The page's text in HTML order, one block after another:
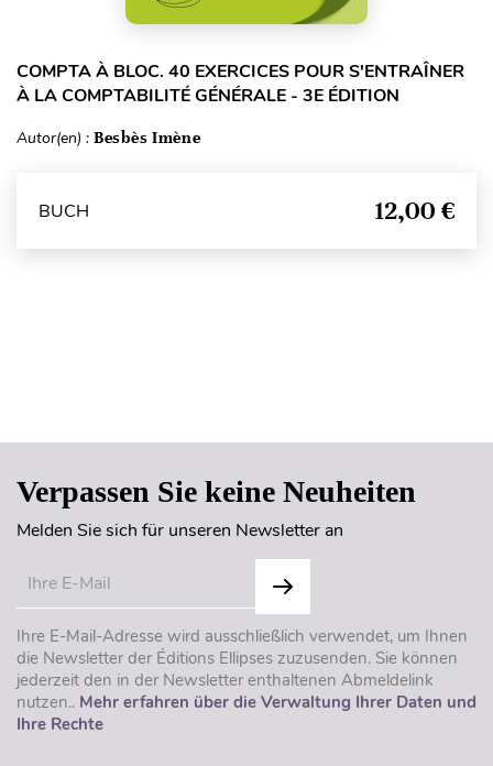
COMPTA À BLOC. 40 EXERCICES POUR S'ENTRAÎNER
À LA COMPTABILITÉ GÉNÉRALE - 3E ÉDITION
Autor(en) : Besbès Imène
BUCH 12,00 €
Verpassen Sie keine Neuheiten
Melden Sie sich für unseren Newsletter an
Ihre E-Mail-Adresse wird ausschließlich verwendet, um Ihnen
die Newsletter der Éditions Ellipses zuzusenden. Sie können
jederzeit den in der Newsletter enthaltenen Abmeldelink
nutzen.. Mehr erfahren über die Verwaltung Ihrer Daten und
Ihre Rechte